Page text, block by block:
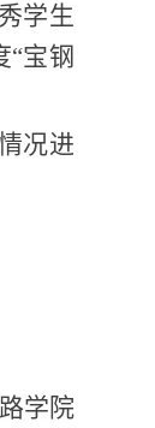
学生
“宝钢
况进
学院